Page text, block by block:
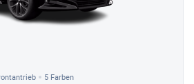
5 Farben